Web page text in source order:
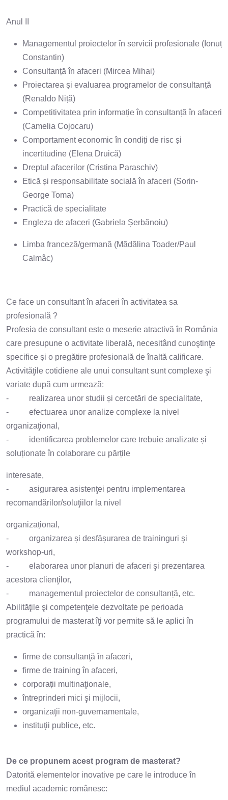
Anul II
Managementul proiectelor în servicii profesionale (Ionuț
Constantin)
Consultanță în afaceri (Mircea Mihai)
Proiectarea și evaluarea programelor de consultanță
(Renaldo Niță)
Competitivitatea prin informație în consultanță în afaceri
(Camelia Cojocaru)
Comportament economic în condiți de risc și
incertitudine (Elena Druică)
Dreptul afacerilor (Cristina Paraschiv)
Etică și responsabilitate socială în afaceri (Sorin-
George Toma)
Practică de specialitate
Engleza de afaceri (Gabriela Șerbănoiu)
Limba franceză/germană (Mădălina Toader/Paul
Calmâc)
Ce face un consultant în afaceri în activitatea sa
profesională ?
Profesia de consultant este o meserie atractivă în România
care presupune o activitate liberală, necesitând cunoştinţe
specifice și o pregătire profesională de înaltă calificare.
Activităţile cotidiene ale unui consultant sunt complexe şi
variate după cum urmează:
- realizarea unor studii și cercetări de specialitate,
- efectuarea unor analize complexe la nivel
organizaţional,
- identificarea problemelor care trebuie analizate și
soluționate în colaborare cu părțile
interesate,
- asigurarea asistenţei pentru implementarea
recomandărilor/soluţiilor la nivel
organizațional,
- organizarea și desfășurarea de traininguri şi
workshop-uri,
- elaborarea unor planuri de afaceri şi prezentarea
acestora clienţilor,
- managementul proiectelor de consultanță, etc.
Abilităţile şi competenţele dezvoltate pe perioada
programului de masterat îţi vor permite să le aplici în
practică în:
firme de consultanţă în afaceri,
firme de training în afaceri,
corporații multinaţionale,
întreprinderi mici şi mijlocii,
organizaţii non-guvernamentale,
instituţii publice, etc.
De ce propunem acest program de masterat?
Datorită elementelor inovative pe care le introduce în
mediul academic românesc: